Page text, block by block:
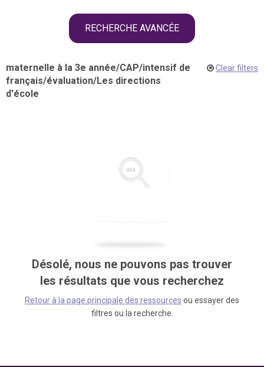
RECHERCHE AVANCÉE
maternelle à la 3e année/CAP/intensif de
français/évaluation/Les directions
d'école
Clear filters
Désolé, nous ne pouvons pas trouver
les résultats que vous recherchez
Retour à la page principale des ressources ou essayer des
filtres ou la recherche.